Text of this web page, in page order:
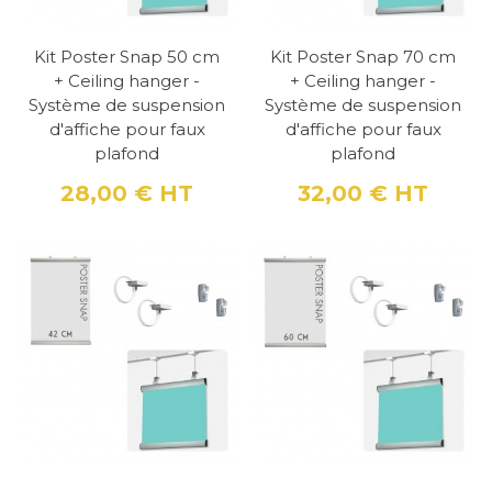
Kit Poster Snap 50 cm
+ Ceiling hanger -
Système de suspension
d'affiche pour faux
plafond
Prix
28,00 € HT
Kit Poster Snap 70 cm
+ Ceiling hanger -
Système de suspension
d'affiche pour faux
plafond
Prix
32,00 € HT